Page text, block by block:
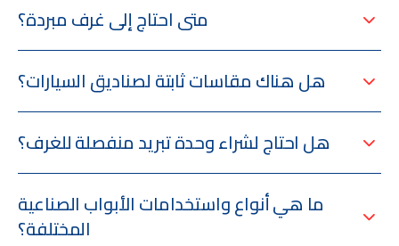
متى احتاج إلى غرف مبردة؟
هل هناك مقاسات ثابتة لصناديق السيارات؟
هل احتاج لشراء وحدة تبريد منفصلة للغرف؟
ما هي أنواع واستخدامات الأبواب الصناعية
المختلفة؟